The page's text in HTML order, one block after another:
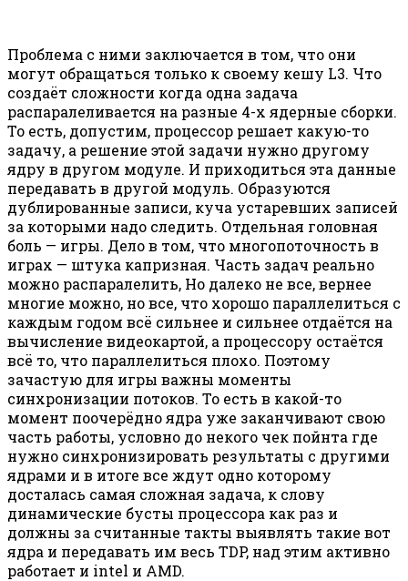
Проблема с ними заключается в том, что они
могут обращаться только к своему кешу L3. Что
создаёт сложности когда одна задача
распаралеливается на разные 4-х ядерные сборки.
То есть, допустим, процессор решает какую-то
задачу, а решение этой задачи нужно другому
ядру в другом модуле. И приходиться эта данные
передавать в другой модуль. Образуются
дублированные записи, куча устаревших записей
за которыми надо следить. Отдельная головная
боль — игры. Дело в том, что многопоточность в
играх — штука капризная. Часть задач реально
можно распаралелить, Но далеко не все, вернее
многие можно, но все, что хорошо параллелиться с
каждым годом всё сильнее и сильнее отдаётся на
вычисление видеокартой, а процессору остаётся
всё то, что параллелиться плохо. Поэтому
зачастую для игры важны моменты
синхронизации потоков. То есть в какой-то
момент поочерёдно ядра уже заканчивают свою
часть работы, условно до некого чек пойнта где
нужно синхронизировать результаты с другими
ядрами и в итоге все ждут одно которому
досталась самая сложная задача, к слову
динамические бусты процессора как раз и
должны за считанные такты выявлять такие вот
ядра и передавать им весь TDP, над этим активно
работает и intel и AMD.